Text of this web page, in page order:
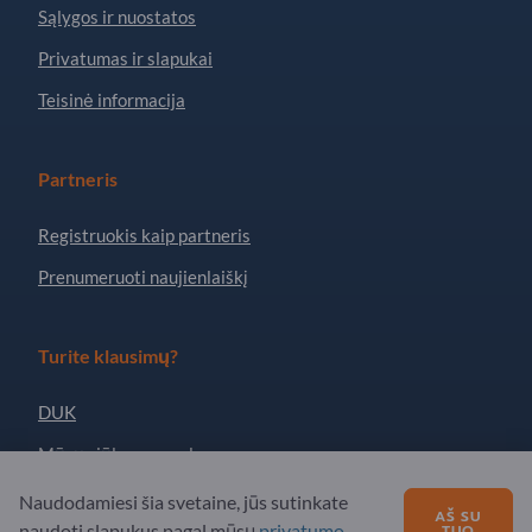
Sąlygos ir nuostatos
Privatumas ir slapukai
Teisinė informacija
Partneris
Registruokis kaip partneris
Prenumeruoti naujienlaiškį
Turite klausimų?
DUK
Mūsų siūlomos paslaugos
Apie mus
Naudodamiesi šia svetaine, jūs sutinkate
AŠ SU